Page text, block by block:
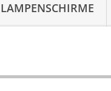
LAMPENSCHIRME